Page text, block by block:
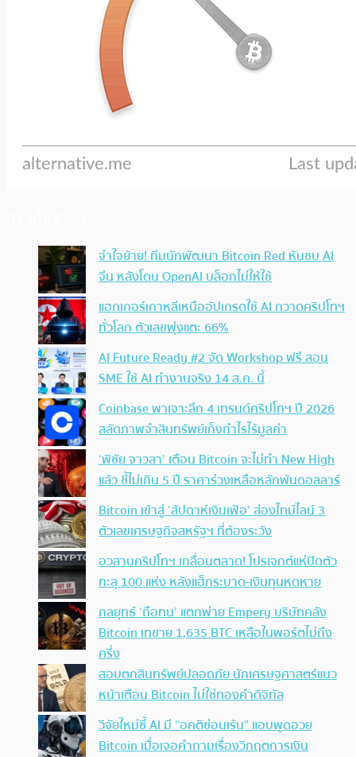
จำใจย้าย! ทีมนักพัฒนา Bitcoin Red หันซบ AI
จีน หลังโดน OpenAI บล็อกไม่ให้ใช้
แฮกเกอร์เกาหลีเหนืออัปเกรดใช้ AI กวาดคริปโทฯ
ทั่วโลก ตัวเลขพุ่งแตะ 66%
AI Future Ready #2 จัด Workshop ฟรี สอน
SME ใช้ AI ทำงานจริง 14 ส.ค. นี้
Coinbase พาเจาะลึก 4 เทรนด์คริปโทฯ ปี 2026
สลัดภาพจำสินทรัพย์เก็งกำไรไร้มูลค่า
‘พิชัย จาวลา’ เตือน Bitcoin จะไม่ทำ New High
แล้ว ชี้ไม่เกิน 5 ปี ราคาร่วงเหลือหลักพันดอลลาร์
Bitcoin เข้าสู่ ‘สัปดาห์เงินเฟ้อ’ ส่องไทม์ไลน์ 3
ตัวเลขเศรษฐกิจสหรัฐฯ ที่ต้องระวัง
อวสานคริปโทฯ เกลื่อนตลาด! โปรเจกต์แห่ปิดตัว
ทะลุ 100 แห่ง หลังแฮ็กระบาด-เงินทุนหดหาย
กลยุทธ์ ‘ถือทน’ แตกพ่าย Empery บริษัทคลัง
Bitcoin เทขาย 1,635 BTC เหลือในพอร์ตไม่ถึง
ครึ่ง
สอบตกสินทรัพย์ปลอดภัย นักเศรษฐศาสตร์แนว
หน้าเตือน Bitcoin ไม่ใช่ทองคำดิจิทัล
วิจัยใหม่ชี้ AI มี “อคติซ่อนเร้น” แอบพูดอวย
Bitcoin เมื่อเจอคำถามเรื่องวิกฤตการเงิน